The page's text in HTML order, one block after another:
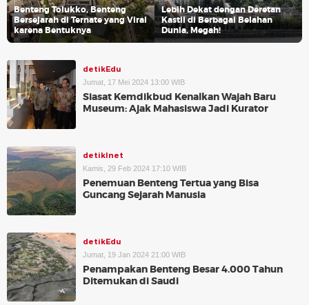
Benteng Tolukko, Benteng
Bersejarah di Ternate yang Viral
karena Bentuknya
Lebih Dekat dengan Deretan
Kastil di Berbagai Belahan
Dunia, Megah!
detikEdu
Jumat, 17 Mei 2024 13:00 WIB
Siasat Kemdikbud Kenalkan Wajah Baru
Museum: Ajak Mahasiswa Jadi Kurator
detikInet
Kamis, 29 Feb 2024 17:10 WIB
Penemuan Benteng Tertua yang Bisa
Guncang Sejarah Manusia
detikEdu
Jumat, 19 Jan 2024 21:00 WIB
Penampakan Benteng Besar 4.000 Tahun
Ditemukan di Saudi